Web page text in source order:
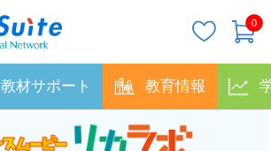
0
教材サポート 教育情報